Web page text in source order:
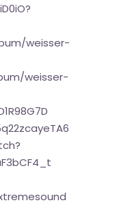
weisser-
weisser-